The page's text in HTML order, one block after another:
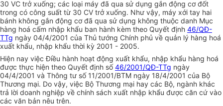
30 VC trở xuống; các loại máy đã qua sử dụng gắn động cơ đốt
trong có công suất từ 30 CV trở xuống. Như vậy, máy xới tay hai
bánh không gắn động cơ đã qua sử dụng không thuộc danh Mục
hàng hoá cấm nhập khẩu ban hành kèm theo Quyết định 46/QĐ-
TTg ngày 04/4/2001 của Thủ tướng Chính phủ về quản lý hàng hoá
xuất khẩu, nhập khẩu thời kỳ 2001 - 2005.
Hiện nay việc Điều hành hoạt động xuất khẩu, nhập khẩu hàng hoá
được thực hiện theo Quyết định số46/2001/QĐ-TTg ngày
04/4/2001 và Thông tư số 11/2001/BTM ngày 18/4/2001 của Bộ
Thương mại. Do vậy, việc Bộ Thương mại hay các Bộ, ngành khác
trả lời doanh nghiệp về chính sách xuất nhập khẩu được căn cứ vào
các văn bản nêu trên.